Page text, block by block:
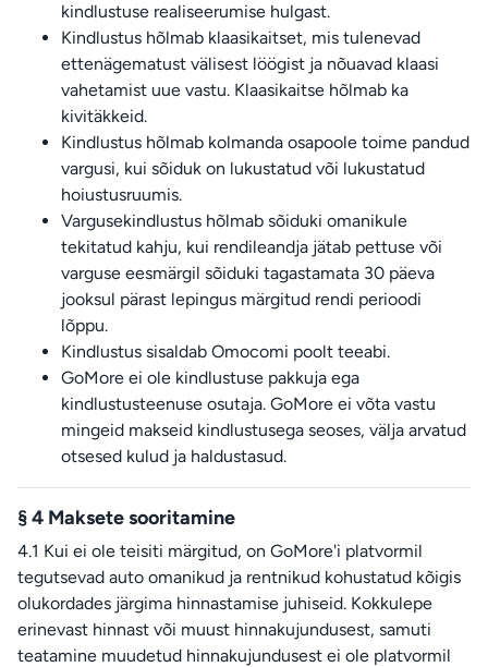
kindlustuse realiseerumise hulgast.
Kindlustus hõlmab klaasikaitset, mis tulenevad
ettenägematust välisest löögist ja nõuavad klaasi
vahetamist uue vastu. Klaasikaitse hõlmab ka
kivitäkkeid.
Kindlustus hõlmab kolmanda osapoole toime pandud
vargusi, kui sõiduk on lukustatud või lukustatud
hoiustusruumis.
Vargusekindlustus hõlmab sõiduki omanikule
tekitatud kahju, kui rendileandja jätab pettuse või
varguse eesmärgil sõiduki tagastamata 30 päeva
jooksul pärast lepingus märgitud rendi perioodi
lõppu.
Kindlustus sisaldab Omocomi poolt teeabi.
GoMore ei ole kindlustuse pakkuja ega
kindlustusteenuse osutaja. GoMore ei võta vastu
mingeid makseid kindlustusega seoses, välja arvatud
otsesed kulud ja haldustasud.
§ 4 Maksete sooritamine
4.1 Kui ei ole teisiti märgitud, on GoMore'i platvormil
tegutsevad auto omanikud ja rentnikud kohustatud kõigis
olukordades järgima hinnastamise juhiseid. Kokkulepe
erinevast hinnast või muust hinnakujundusest, samuti
teatamine muudetud hinnakujundusest ei ole platvormil